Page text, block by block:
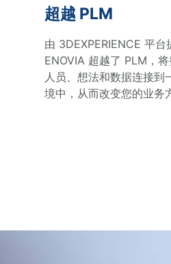
超越 PLM
由 3DEXPERIENCE 平台
ENOVIA 超越了 PLM，
人员、想法和数据连接到
境中，从而改变您的业务